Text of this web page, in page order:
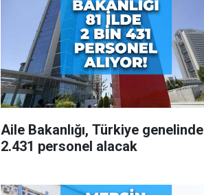
Aile Bakanlığı, Türkiye genelinde
2.431 personel alacak